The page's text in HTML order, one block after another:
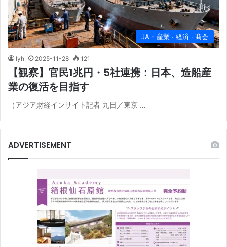
JA - 産業 · 経済 · 商会
lyh 2025-11-28 121
【観察】官民1兆円・5社連携：日本、造船産
業の復活を目指す
（アジア財経インサイト記者 九日／東京 …
ADVERTISEMENT